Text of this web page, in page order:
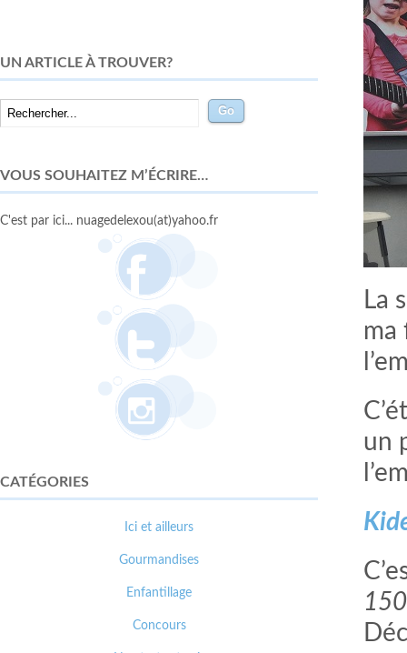
La
ma
un
UN ARTICLE À TROUVER?
VOUS SOUHAITEZ M’ÉCRIRE…
C'est par ici... nuagedelexou(at)yahoo.fr
CATÉGORIES
Ici et ailleurs
Gourmandises
Enfantillage
Concours